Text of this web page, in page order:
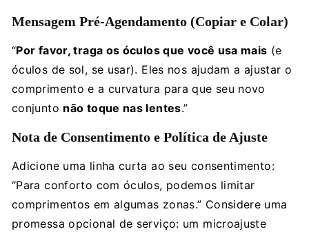
Mensagem Pré-Agendamento (Copiar e Colar)
“Por favor, traga os óculos que você usa mais (e
óculos de sol, se usar). Eles nos ajudam a ajustar o
comprimento e a curvatura para que seu novo
conjunto não toque nas lentes.”
Nota de Consentimento e Política de Ajuste
Adicione uma linha curta ao seu consentimento:
“Para conforto com óculos, podemos limitar
comprimentos em algumas zonas.” Considere uma
promessa opcional de serviço: um microajuste